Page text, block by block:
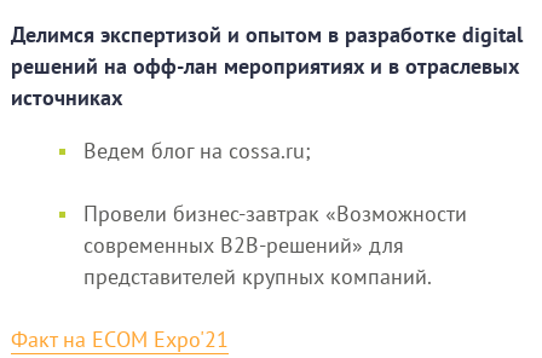
Делимся экспертизой и опытом в разработке digital
решений на офф-лан мероприятиях и в отраслевых
источниках
Ведем блог на cossa.ru;
Провели бизнес-завтрак «Возможности
современных B2B-решений» для
представителей крупных компаний.
Факт на ECOM Expo'21